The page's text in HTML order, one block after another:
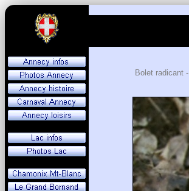
Bolet radicant -